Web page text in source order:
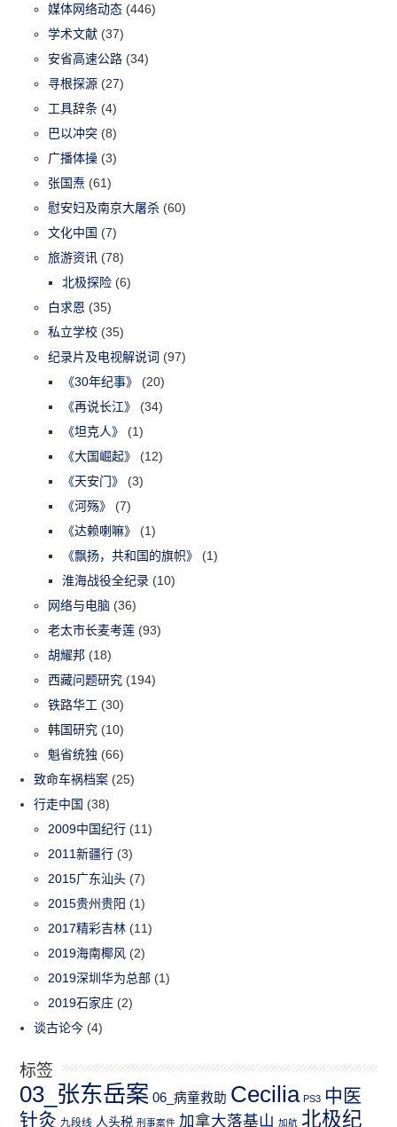
媒体网络动态 (446)
学术文献 (37)
安省高速公路 (34)
寻根探源 (27)
工具辞条 (4)
巴以冲突 (8)
广播体操 (3)
张国焘 (61)
慰安妇及南京大屠杀 (60)
文化中国 (7)
旅游资讯 (78)
北极探险 (6)
白求恩 (35)
私立学校 (35)
纪录片及电视解说词 (97)
《30年纪事》
(20)
《再说长江》
(34)
《坦克人》
(1)
《大国崛起》
(12)
《天安门》
(3)
《河殇》
(7)
《达赖喇嘛》
(1)
《飘扬，共和国的旗帜》
(1)
淮海战役全纪录 (10)
网络与电脑 (36)
老太市长麦考莲 (93)
胡耀邦 (18)
西藏问题研究 (194)
铁路华工 (30)
韩国研究 (10)
魁省统独 (66)
致命车祸档案 (25)
行走中国 (38)
2009中国纪行 (11)
2011新疆行 (3)
2015广东汕头 (7)
2015贵州贵阳 (1)
2017精彩吉林 (11)
2019海南椰风 (2)
2019深圳华为总部 (1)
2019石家庄 (2)
谈古论今 (4)
标签
03_张东岳案 06_病童救助 Cecilia PS3 中医
针灸 九段线 人头税 刑事案件 加拿大落基山 加航 北极纪